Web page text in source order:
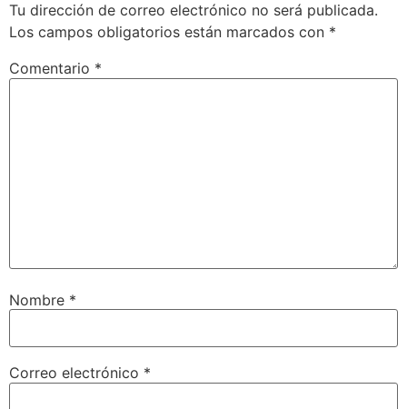
Tu dirección de correo electrónico no será publicada.
Los campos obligatorios están marcados con *
Comentario *
Nombre *
Correo electrónico *